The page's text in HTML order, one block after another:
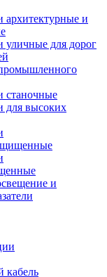
архитектурные и
уличные для дорог
станочные
для высоких
и
кабель